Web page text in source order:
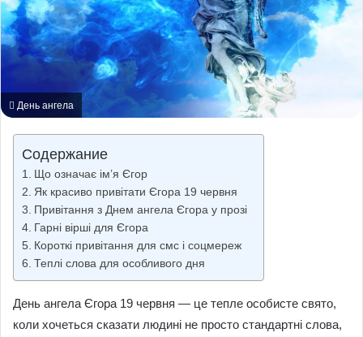
День ангела
Содержание
Що означає ім’я Єгор
Як красиво привітати Єгора 19 червня
Привітання з Днем ангела Єгора у прозі
Гарні вірші для Єгора
Короткі привітання для смс і соцмереж
Теплі слова для особливого дня
День ангела Єгора 19 червня — це тепле особисте свято,
коли хочеться сказати людині не просто стандартні слова,